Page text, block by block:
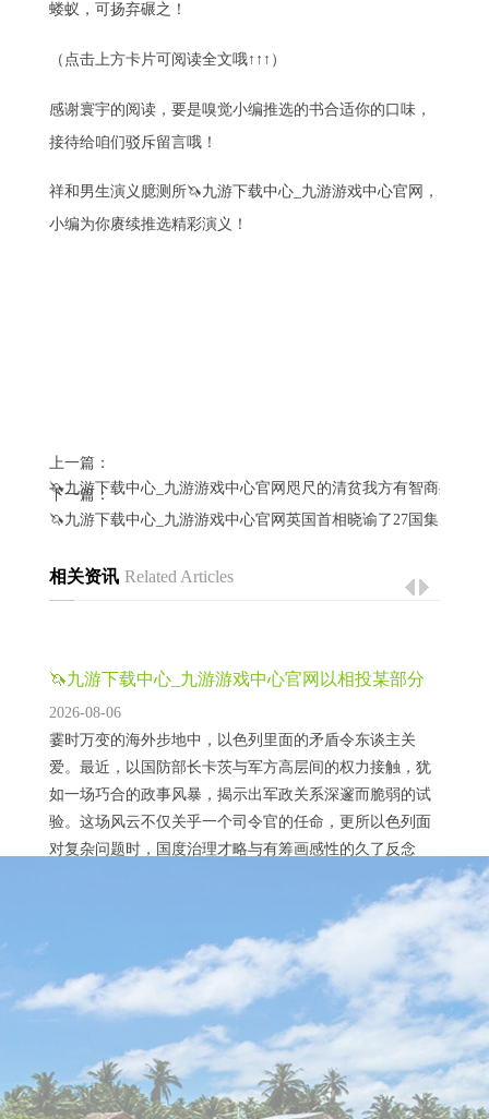
蝼蚁，可扬弃碾之！
（点击上方卡片可阅读全文哦↑↑↑）
感谢寰宇的阅读，要是嗅觉小编推选的书合适你的口味，
接待给咱们驳斥留言哦！
祥和男生演义臆测所🦄九游下载中心_九游游戏中心官网，
小编为你赓续推选精彩演义！
上一篇：
🦄九游下载中心_九游游戏中心官网咫尺的清贫我方有智商处分-
下一篇：
🦄九游下载中心_九游游戏中心官网英国首相晓谕了27国集团与
相关资讯 Related Articles
🦄九游下载中心_九游游戏中心官网以相投某部分
选民的期待-九游下载
2026-08-06
霎时万变的海外步地中，以色列里面的矛盾令东谈主关
爱。最近，以国防部长卡茨与军方高层间的权力接触，犹
如一场巧合的政事风暴，揭示出军政关系深邃而脆弱的试
验。这场风云不仅关乎一个司令官的任命，更所以色列面
对复杂问题时，国度治理才略与有筹画感性的久了反念
念。 8月2日，卡茨在一次电视直播中严厉月旦国防军中央
司令部司令布卢特，随后文书将其免职，任命东谈主力局
局长卡利法少将接替。他的这一决定不仅令军方感到畏
🦄九游下载中心_九游游戏中心官网好意思国海关
方式收紧将打击出口商
新华财经巴黎8月25日电（记者李文昕）好意思国总统7月
30日签署行政令，晓谕自8月29日起中止对价值800好意思
元及以下的入口包裹赐与免税待遇，这意味着从欧盟寄往
好意思国的包裹将与大无数欧盟输好意思产物相同，被征
收15%的关税。法国业内担忧，好意思国海关方式收紧将
打击出口商。 法国媒体指出，好意思国海关新规将打击跨